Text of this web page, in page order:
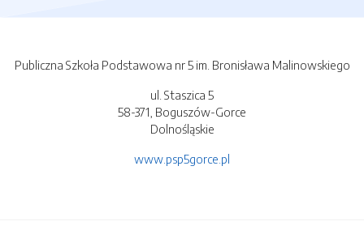
Publiczna Szkoła Podstawowa nr 5 im. Bronisława Malinowskiego
ul. Staszica 5
58-371, Boguszów-Gorce
Dolnośląskie
www.psp5gorce.pl